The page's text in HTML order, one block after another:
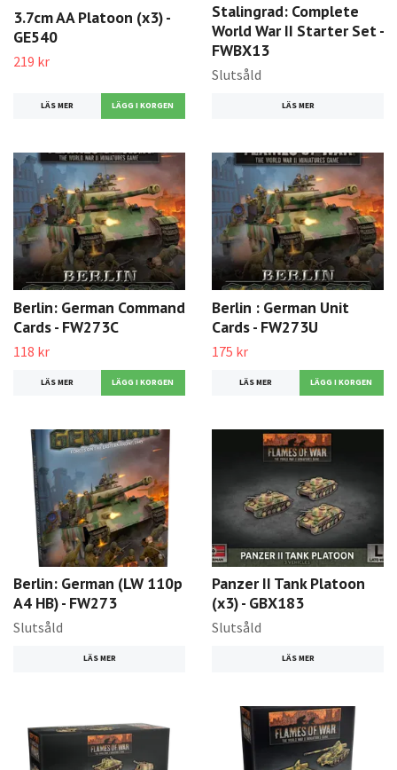
3.7cm AA Platoon (x3) -
GE540
219 kr
LÄS MER
Stalingrad: Complete
World War II Starter Set -
FWBX13
Slutsåld
LÄS MER
Berlin: German Command
Cards - FW273C
118 kr
LÄS MER
Berlin : German Unit
Cards - FW273U
175 kr
LÄS MER
Berlin: German (LW 110p
A4 HB) - FW273
Slutsåld
LÄS MER
Panzer II Tank Platoon
(x3) - GBX183
Slutsåld
LÄS MER